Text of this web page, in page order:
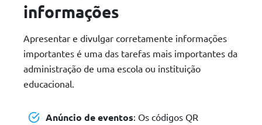
informações
Apresentar e divulgar corretamente informações
importantes é uma das tarefas mais importantes da
administração de uma escola ou instituição
educacional.
Anúncio de eventos: Os códigos QR